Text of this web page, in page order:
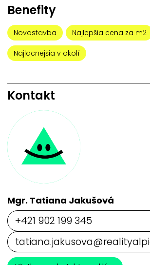
Benefity
Novostavba Najlepšia cena za m2
Najlacnejšia v okolí
Kontakt
Mgr. Tatiana Jakušová
+421 902 199 345